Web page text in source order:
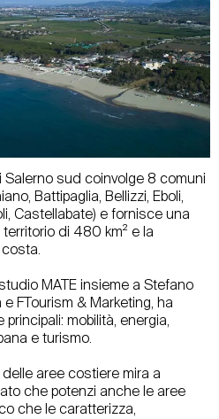
Salerno sud coinvolge 8 comuni
Battipaglia, Bellizzi, Eboli,
Castellabate) e fornisce una
di 480 km² e la
MATE insieme a Stefano
FTourism & Marketing, ha
mobilità, energia,
e turismo.
delle aree costiere mira a
che potenzi anche le aree
che le caratterizza,